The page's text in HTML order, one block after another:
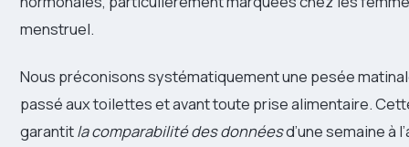
menstruel.
Nous préconisons systématiquement une pesée
passé aux toilettes et avant toute prise alimentaire.
garantitla comparabilité des donnéesd’une semaine à